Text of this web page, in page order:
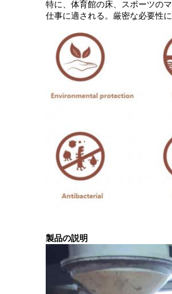
特に、体育館の床、スポーツの
仕事に適される。厳密な必要性
製品の説明